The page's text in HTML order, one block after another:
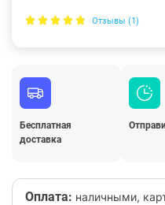
Отзывы (1)
Бесплатная
доставка
Оплата: наличными,